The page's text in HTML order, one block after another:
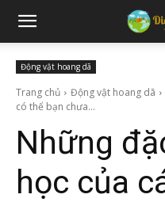
Động vật hoang dã
Trang chủ Động vật hoang dã
có thể bạn chưa...
Những
học của